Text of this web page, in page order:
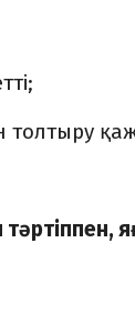
толтыру